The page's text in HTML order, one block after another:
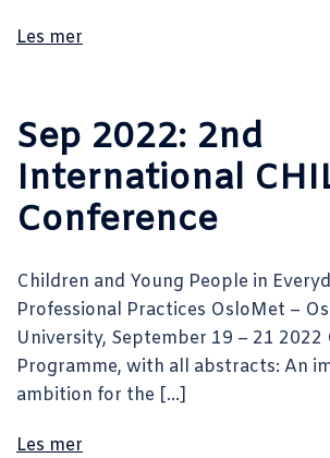
Les mer
Sep 2022: 2nd
International
Conference
Children and Young People in
Professional Practices OsloMet –
University, September 19 – 21 2022
Programme, with all abstracts: An
ambition for the […]
Les mer